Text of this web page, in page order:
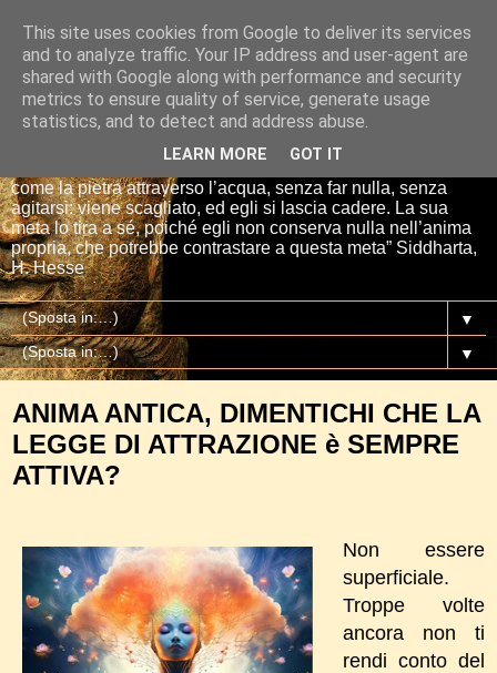
Io sono il mio Buddha
“Se tu getti una pietra nell’acqua, essa si affretta per la via
più breve fino al fondo. E così è Siddharta, quando ha una
meta, un proposito. Siddharta non fa nulla. Siddharta pensa,
come la pietra attraverso l’acqua, senza far nulla, senza
agitarsi: viene scagliato, ed egli si lascia cadere. La sua
meta lo tira a sé, poiché egli non conserva nulla nell’anima
propria, che potrebbe contrastare a questa meta” Siddharta,
H. Hesse
▼
▼
ANIMA ANTICA, DIMENTICHI CHE LA
LEGGE DI ATTRAZIONE è SEMPRE
ATTIVA?
Non essere
superficiale.
Troppe volte
ancora non ti
rendi conto del
This site uses cookies from Google to deliver its services
and to analyze traffic. Your IP address and user-agent are
shared with Google along with performance and security
metrics to ensure quality of service, generate usage
statistics, and to detect and address abuse.
LEARN MORE GOT IT